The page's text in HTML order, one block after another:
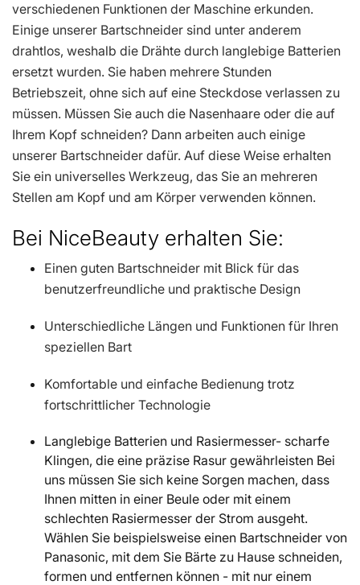
verschiedenen Funktionen der Maschine erkunden.
Einige unserer Bartschneider sind unter anderem
drahtlos, weshalb die Drähte durch langlebige Batterien
ersetzt wurden. Sie haben mehrere Stunden
Betriebszeit, ohne sich auf eine Steckdose verlassen zu
müssen. Müssen Sie auch die Nasenhaare oder die auf
Ihrem Kopf schneiden? Dann arbeiten auch einige
unserer Bartschneider dafür. Auf diese Weise erhalten
Sie ein universelles Werkzeug, das Sie an mehreren
Stellen am Kopf und am Körper verwenden können.
Bei NiceBeauty erhalten Sie:
Einen guten Bartschneider mit Blick für das
benutzerfreundliche und praktische Design
Unterschiedliche Längen und Funktionen für Ihren
speziellen Bart
Komfortable und einfache Bedienung trotz
fortschrittlicher Technologie
Langlebige Batterien und Rasiermesser- scharfe
Klingen, die eine präzise Rasur gewährleisten Bei
uns müssen Sie sich keine Sorgen machen, dass
Ihnen mitten in einer Beule oder mit einem
schlechten Rasiermesser der Strom ausgeht.
Wählen Sie beispielsweise einen Bartschneider von
Panasonic, mit dem Sie Bärte zu Hause schneiden,
formen und entfernen können - mit nur einem